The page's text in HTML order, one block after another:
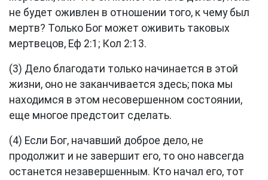
не будет оживлен в отношении того, к чему был
мертв? Только Бог может оживить таковых
мертвецов, Еф 2:1 ; Кол 2:13.
(3) Дело благодати только начинается в этой
жизни, оно не заканчивается здесь; пока мы
находимся в этом несовершенном состоянии,
еще многое предстоит сделать.
(4) Если Бог, начавший доброе дело, не
продолжит и не завершит его, то оно навсегда
останется незавершенным. Кто начал его, тот